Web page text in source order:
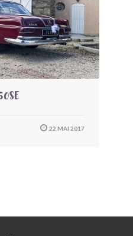
ET MARQUES
FONCTIONNE BLV ?
22 MAI 2017